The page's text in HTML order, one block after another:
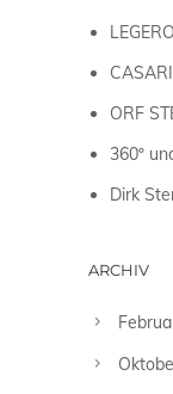
ORF
360º
Dirk
ARCHIV